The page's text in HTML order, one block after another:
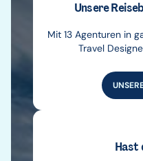
Unsere
Mit 13 Agenturen in
Travel
Hast